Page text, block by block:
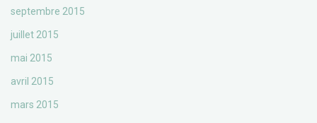
septembre 2015
juillet 2015
mai 2015
avril 2015
mars 2015